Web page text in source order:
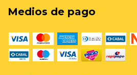
Medios de pago